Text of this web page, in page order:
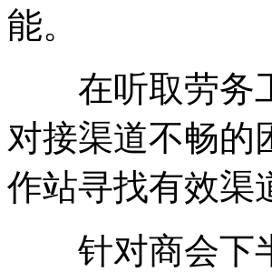
能。
在听取劳务工
对接渠道不畅的
作站寻找有效渠
针对商会下半